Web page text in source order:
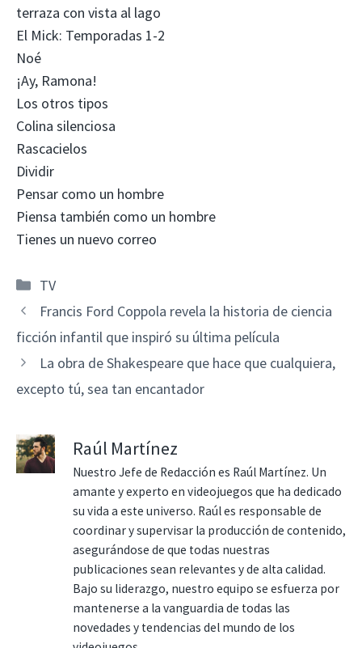
terraza con vista al lago
El Mick: Temporadas 1-2
Noé
¡Ay, Ramona!
Los otros tipos
Colina silenciosa
Rascacielos
Dividir
Pensar como un hombre
Piensa también como un hombre
Tienes un nuevo correo
Categorías
TV
Francis Ford Coppola revela la historia de ciencia
ficción infantil que inspiró su última película
La obra de Shakespeare que hace que cualquiera,
excepto tú, sea tan encantador
Raúl Martínez
Nuestro Jefe de Redacción es Raúl Martínez. Un
amante y experto en videojuegos que ha dedicado
su vida a este universo. Raúl es responsable de
coordinar y supervisar la producción de contenido,
asegurándose de que todas nuestras
publicaciones sean relevantes y de alta calidad.
Bajo su liderazgo, nuestro equipo se esfuerza por
mantenerse a la vanguardia de todas las
novedades y tendencias del mundo de los